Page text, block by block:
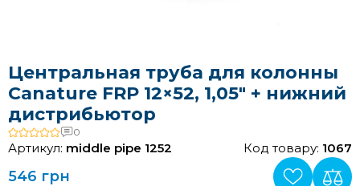
Центральная труба для колонны
Canature FRP 12×52, 1,05″ + нижний
дистрибьютор
0
Артикул: middle pipe 1252 Код товару: 1067
546 грн